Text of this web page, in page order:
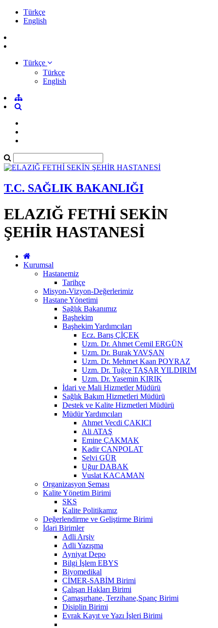
Türkçe
English
Türkçe
Türkçe
English
T.C. SAĞLIK BAKANLIĞI
ELAZIĞ FETHİ SEKİN
ŞEHİR HASTANESİ
Kurumsal
Hastanemiz
Tarihçe
Misyon-Vizyon-Değerlerimiz
Hastane Yönetimi
Sağlık Bakanımız
Başhekim
Başhekim Yardımcıları
Ecz. Barış ÇİÇEK
Uzm. Dr. Ahmet Cemil ERGÜN
Uzm. Dr. Burak YAVŞAN
Uzm. Dr. Mehmet Kaan POYRAZ
Uzm. Dr. Tuğçe TAŞAR YILDIRIM
Uzm. Dr. Yasemin KIRIK
İdari ve Mali Hizmetler Müdürü
Sağlık Bakım Hizmetleri Müdürü
Destek ve Kalite Hizmetleri Müdürü
Müdür Yardımcıları
Ahmet Vecdi ÇAKICI
Ali ATAŞ
Emine ÇAKMAK
Kadir CANPOLAT
Selvi GÜR
Uğur DABAK
Vuslat KACAMAN
Organizasyon Şeması
Kalite Yönetim Birimi
SKS
Kalite Politikamız
Değerlendirme ve Geliştirme Birimi
İdari Birimler
Adli Arşiv
Adli Yazışma
Ayniyat Depo
Bilgi İşlem EBYS
Biyomedikal
CİMER-SABİM Birimi
Çalışan Hakları Birimi
Çamaşırhane, Terzihane,Spanç Birimi
Disiplin Birimi
Evrak Kayıt ve Yazı İşleri Birimi